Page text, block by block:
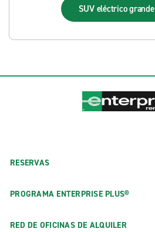
SUV eléctrico grande
RESERVAS
PROGRAMA ENTERPRISE PLUS®
RED DE OFICINAS DE ALQUILER